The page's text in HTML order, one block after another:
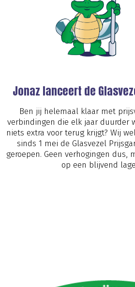
Jonaz lanceert de
Ben jij helemaal klaar met
verbindingen die elk jaar duurder
niets extra voor terug krijgt? Wij
sinds 1 mei de Glasvezel
geroepen. Geen verhogingen dus,
op een blijvend